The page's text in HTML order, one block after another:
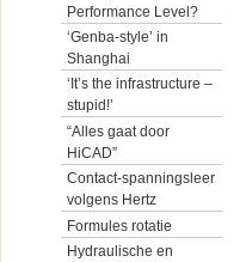
Performance Level?
‘Genba-style’ in
Shanghai
‘It’s the infrastructure –
stupid!’
“Alles gaat door
HiCAD”
Contact-spanningsleer
volgens Hertz
Formules rotatie
Hydraulische en